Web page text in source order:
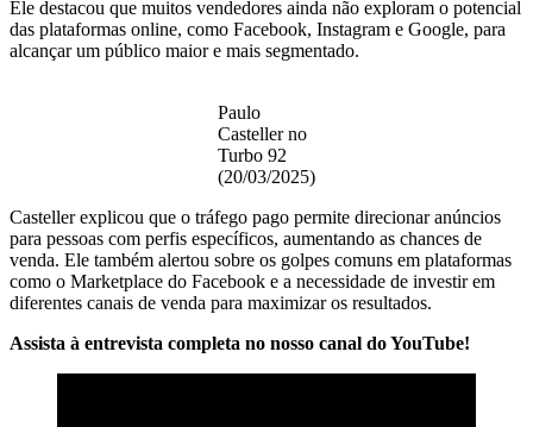
Ele destacou que muitos vendedores ainda não exploram o potencial
das plataformas online, como Facebook, Instagram e Google, para
alcançar um público maior e mais segmentado.
Paulo
Casteller no
Turbo 92
(20/03/2025)
Casteller explicou que o tráfego pago permite direcionar anúncios
para pessoas com perfis específicos, aumentando as chances de
venda. Ele também alertou sobre os golpes comuns em plataformas
como o Marketplace do Facebook e a necessidade de investir em
diferentes canais de venda para maximizar os resultados.
Assista à entrevista completa no nosso canal do YouTube!